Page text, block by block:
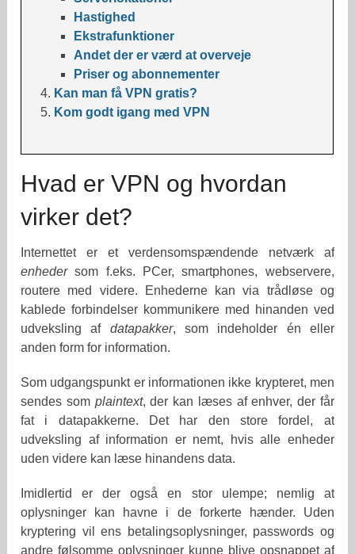
Hastighed
Ekstrafunktioner
Andet der er værd at overveje
Priser og abonnementer
Kan man få VPN gratis?
Kom godt igang med VPN
Hvad er VPN og hvordan
virker det?
Internettet er et verdensomspændende netværk af
enhedersom f.eks. PCer, smartphones, webservere,
routere med videre. Enhederne kan via trådløse og
kablede forbindelser kommunikere med hinanden ved
udveksling af datapakker, som indeholder én eller
anden form for information.
Som udgangspunkt er informationen ikke krypteret, men
sendes som plaintext, der kan læses af enhver, der får
fat i datapakkerne. Det har den store fordel, at
udveksling af information er nemt, hvis alle enheder
uden videre kan læse hinandens data.
Imidlertid er der også en stor ulempe; nemlig at
oplysninger kan havne i de forkerte hænder. Uden
kryptering vil ens betalingsoplysninger, passwords og
andre følsomme oplysninger kunne blive opsnappet af